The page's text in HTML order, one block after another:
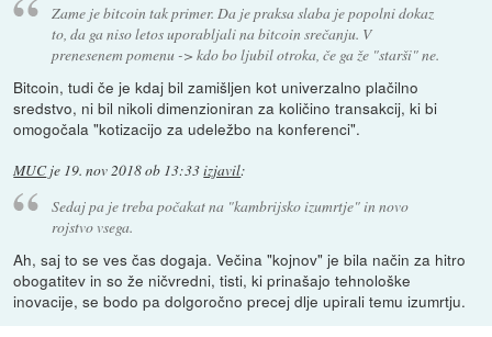
Zame je bitcoin tak primer. Da je praksa slaba je popolni dokaz
to, da ga niso letos uporabljali na bitcoin srečanju. V
prenesenem pomenu -> kdo bo ljubil otroka, če ga že "starši" ne.
Bitcoin, tudi če je kdaj bil zamišljen kot univerzalno plačilno
sredstvo, ni bil nikoli dimenzioniran za količino transakcij, ki bi
omogočala "kotizacijo za udeležbo na konferenci".
MUCje 19. nov 2018 ob 13:33izjavil:
Sedaj pa je treba počakat na "kambrijsko izumrtje" in novo
rojstvo vsega.
Ah, saj to se ves čas dogaja. Večina "kojnov" je bila način za hitro
obogatitev in so že ničvredni, tisti, ki prinašajo tehnološke
inovacije, se bodo pa dolgoročno precej dlje upirali temu izumrtju.